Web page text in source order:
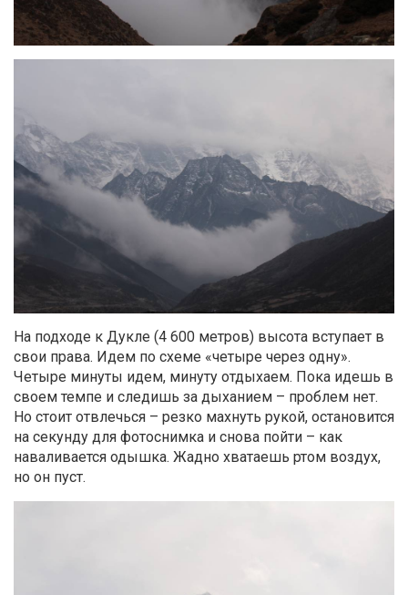
На подходе к Дукле (4 600 метров) высота вступает в
свои права. Идем по схеме «четыре через одну».
Четыре минуты идем, минуту отдыхаем. Пока идешь в
своем темпе и следишь за дыханием – проблем нет.
Но стоит отвлечься – резко махнуть рукой, остановится
на секунду для фотоснимка и снова пойти – как
наваливается одышка. Жадно хватаешь ртом воздух,
но он пуст.